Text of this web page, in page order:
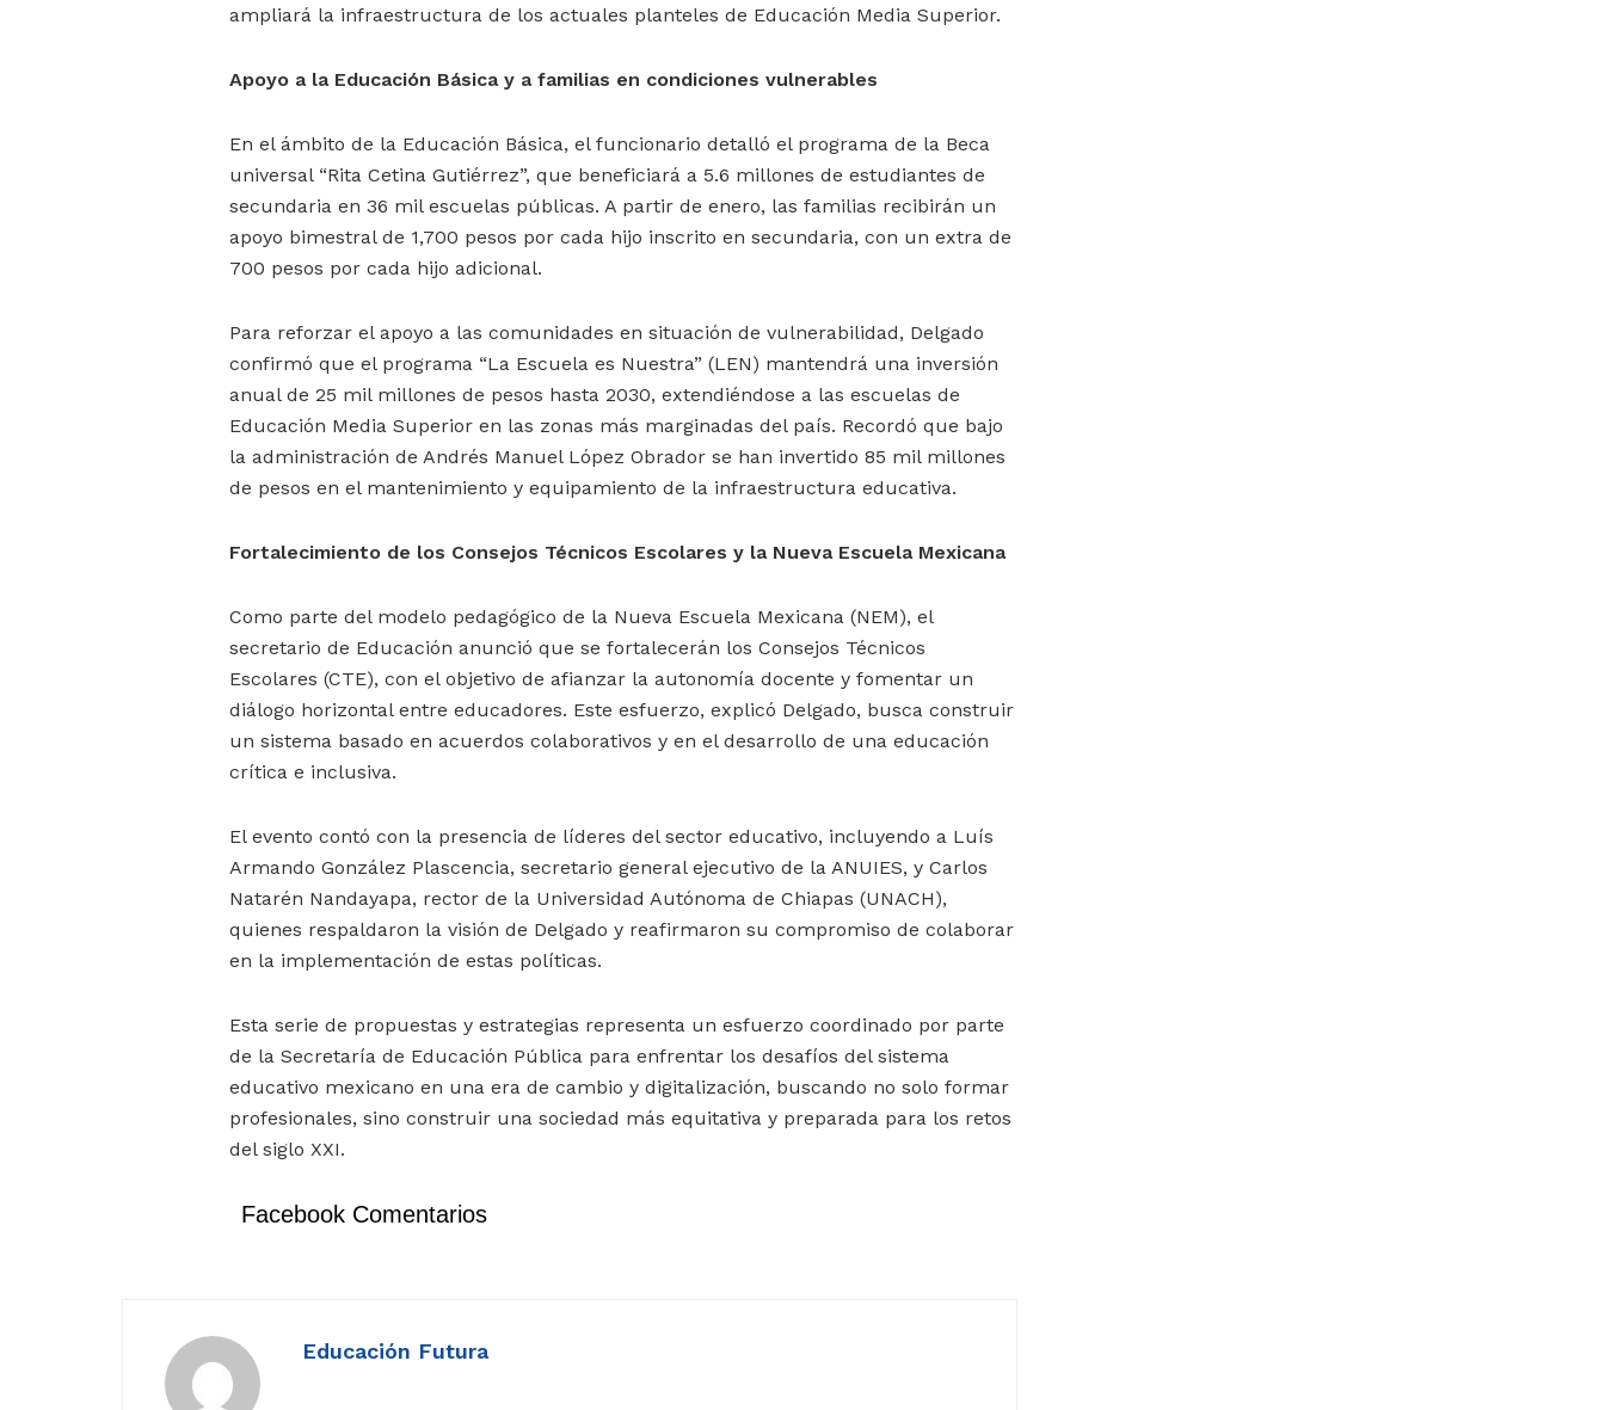
ampliará la infraestructura de los actuales planteles de Educación Media Superior.
Apoyo a la Educación Básica y a familias en condiciones vulnerables
En el ámbito de la Educación Básica, el funcionario detalló el programa de la Beca
universal “Rita Cetina Gutiérrez”, que beneficiará a 5.6 millones de estudiantes de
secundaria en 36 mil escuelas públicas. A partir de enero, las familias recibirán un
apoyo bimestral de 1,700 pesos por cada hijo inscrito en secundaria, con un extra de
700 pesos por cada hijo adicional.
Para reforzar el apoyo a las comunidades en situación de vulnerabilidad, Delgado
confirmó que el programa “La Escuela es Nuestra” (LEN) mantendrá una inversión
anual de 25 mil millones de pesos hasta 2030, extendiéndose a las escuelas de
Educación Media Superior en las zonas más marginadas del país. Recordó que bajo
la administración de Andrés Manuel López Obrador se han invertido 85 mil millones
de pesos en el mantenimiento y equipamiento de la infraestructura educativa.
Fortalecimiento de los Consejos Técnicos Escolares y la Nueva Escuela Mexicana
Como parte del modelo pedagógico de la Nueva Escuela Mexicana (NEM), el
secretario de Educación anunció que se fortalecerán los Consejos Técnicos
Escolares (CTE), con el objetivo de afianzar la autonomía docente y fomentar un
diálogo horizontal entre educadores. Este esfuerzo, explicó Delgado, busca construir
un sistema basado en acuerdos colaborativos y en el desarrollo de una educación
crítica e inclusiva.
El evento contó con la presencia de líderes del sector educativo, incluyendo a Luís
Armando González Plascencia, secretario general ejecutivo de la ANUIES, y Carlos
Natarén Nandayapa, rector de la Universidad Autónoma de Chiapas (UNACH),
quienes respaldaron la visión de Delgado y reafirmaron su compromiso de colaborar
en la implementación de estas políticas.
Esta serie de propuestas y estrategias representa un esfuerzo coordinado por parte
de la Secretaría de Educación Pública para enfrentar los desafíos del sistema
educativo mexicano en una era de cambio y digitalización, buscando no solo formar
profesionales, sino construir una sociedad más equitativa y preparada para los retos
del siglo XXI.
Facebook Comentarios
Educación Futura